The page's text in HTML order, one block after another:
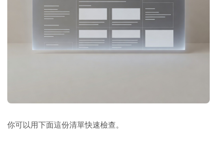
你可以用下面這份清單快速檢查。